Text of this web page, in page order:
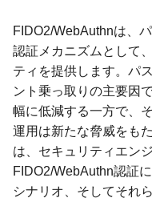
FIDO2/WebAuthnは、
認証メカニズムとして
ティを提供します。パ
ント乗っ取りの主要因
幅に低減する一方で、
運用は新たな脅威をも
は、セキュリティエン
FIDO2/WebAuthn認証
シナリオ、そしてそれ